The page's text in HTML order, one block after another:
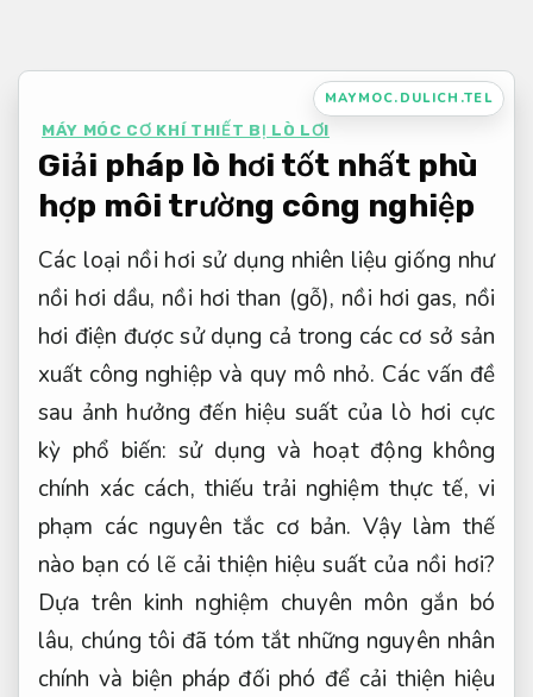
dung
MAYMOC.DULICH.TEL
MÁY MÓC CƠ KHÍ THIẾT BỊ LÒ LƠI
Giải pháp lò hơi tốt nhất phù
hợp môi trường công nghiệp
Các loại nồi hơi sử dụng nhiên liệu giống như
nồi hơi dầu, nồi hơi than (gỗ), nồi hơi gas, nồi
hơi điện được sử dụng cả trong các cơ sở sản
xuất công nghiệp và quy mô nhỏ. Các vấn đề
sau ảnh hưởng đến hiệu suất của lò hơi cực
kỳ phổ biến: sử dụng và hoạt động không
chính xác cách, thiếu trải nghiệm thực tế, vi
phạm các nguyên tắc cơ bản. Vậy làm thế
nào bạn có lẽ cải thiện hiệu suất của nồi hơi?
Dựa trên kinh nghiệm chuyên môn gắn bó
lâu, chúng tôi đã tóm tắt những nguyên nhân
chính và biện pháp đối phó để cải thiện hiệu